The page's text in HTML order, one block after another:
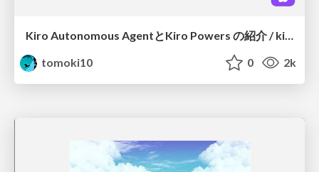
Kiro Autonomous AgentとKiro Powers の紹介 / kiro-autonomous-agent-and-powers
tomoki10
0 2k